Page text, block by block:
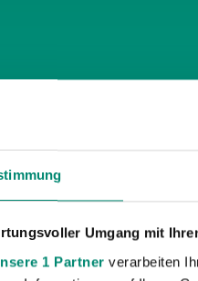
Umgang mit
1 Partner verarbeiten